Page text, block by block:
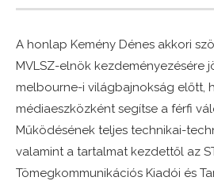
A honlap Kemény Dénes akkori
MVLSZ-elnök kezdeményezésére
melbourne-i világbajnokság előtt,
médiaeszközként segítse a férfi
Működésének teljes technikai-
valamint a tartalmat kezdettől az
Tömegkommunikációs Kiadói és